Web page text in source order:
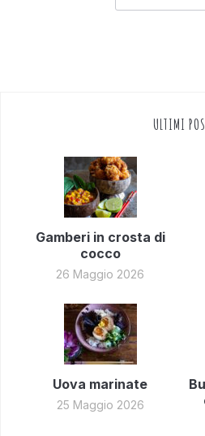
ULTIMI
Gamberi in crosta di
cocco
26 Maggio 2026
Uova marinate
25 Maggio 2026